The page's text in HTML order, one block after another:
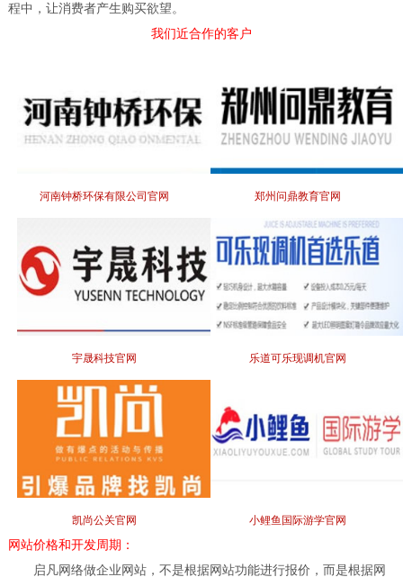
程中，让消费者产生购买欲望。
我们近合作的客户
河南钟桥环保有限公司官网 郑州问鼎教育官网
宇晟科技官网 乐道可乐现调机官网
凯尚公关官网 小鲤鱼国际游学官网
网站价格和开发周期：
启凡网络做企业网站，不是根据网站功能进行报价，而是根据网